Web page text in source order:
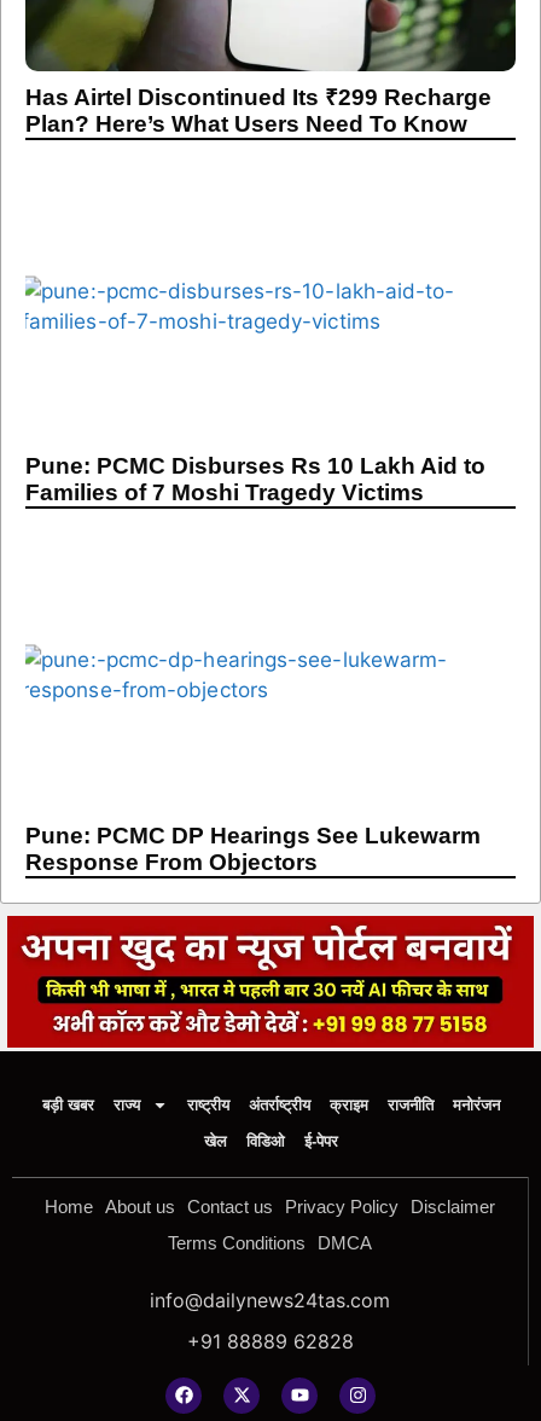
Has Airtel Discontinued Its ₹299 Recharge
Plan? Here’s What Users Need To Know
Pune: PCMC Disburses Rs 10 Lakh Aid to
Families of 7 Moshi Tragedy Victims
Pune: PCMC DP Hearings See Lukewarm
Response From Objectors
बड़ी खबर राज्य राष्ट्रीय अंतर्राष्ट्रीय क्राइम राजनीति
मनोरंजन
खेल
विडिओ ई-पेपर
Home About us Contact us Privacy Policy
Disclaimer
Terms Conditions
DMCA
info@dailynews24tas.com
+91 88889 62828